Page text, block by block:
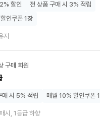
할인
전 상품 구매 시 3% 적립
인쿠폰 1장
지
구매 회원
매 시 5% 적립 매월 10% 할인쿠폰
시, 1등급 하향